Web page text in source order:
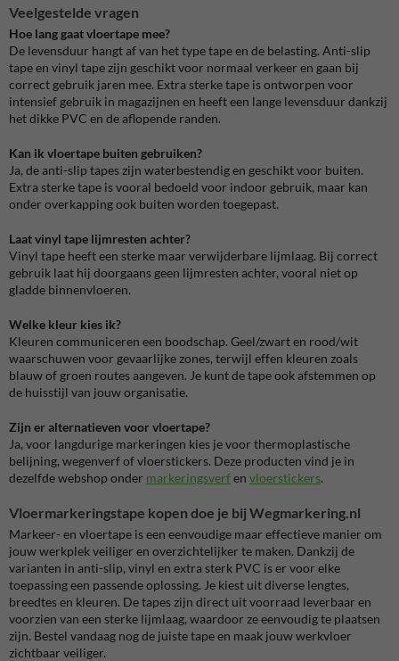
Veelgestelde vragen
Hoe lang gaat vloertape mee?
De levensduur hangt af van het type tape en de belasting. Anti-slip
tape en vinyl tape zijn geschikt voor normaal verkeer en gaan bij
correct gebruik jaren mee. Extra sterke tape is ontworpen voor
intensief gebruik in magazijnen en heeft een lange levensduur dankzij
het dikke PVC en de aflopende randen.
Kan ik vloertape buiten gebruiken?
Ja, de anti-slip tapes zijn waterbestendig en geschikt voor buiten.
Extra sterke tape is vooral bedoeld voor indoor gebruik, maar kan
onder overkapping ook buiten worden toegepast.
Laat vinyl tape lijmresten achter?
Vinyl tape heeft een sterke maar verwijderbare lijmlaag. Bij correct
gebruik laat hij doorgaans geen lijmresten achter, vooral niet op
gladde binnenvloeren.
Welke kleur kies ik?
Kleuren communiceren een boodschap. Geel/zwart en rood/wit
waarschuwen voor gevaarlijke zones, terwijl effen kleuren zoals
blauw of groen routes aangeven. Je kunt de tape ook afstemmen op
de huisstijl van jouw organisatie.
Zijn er alternatieven voor vloertape?
Ja, voor langdurige markeringen kies je voor thermoplastische
belijning, wegenverf of vloerstickers. Deze producten vind je in
dezelfde webshop onder markeringsverfen vloerstickers.
Vloermarkeringstape kopen doe je bij Wegmarkering.nl
Markeer- en vloertape is een eenvoudige maar effectieve manier om
jouw werkplek veiliger en overzichtelijker te maken. Dankzij de
varianten in anti-slip, vinyl en extra sterk PVC is er voor elke
toepassing een passende oplossing. Je kiest uit diverse lengtes,
breedtes en kleuren. De tapes zijn direct uit voorraad leverbaar en
voorzien van een sterke lijmlaag, waardoor ze eenvoudig te plaatsen
zijn. Bestel vandaag nog de juiste tape en maak jouw werkvloer
zichtbaar veiliger.